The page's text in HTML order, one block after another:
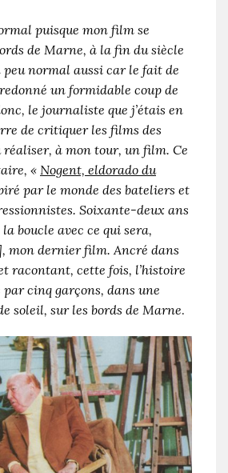
puisque mon film se
de Marne, à la fin du siècle
peu normal aussi car le fait de
un formidable coup de
le journaliste que j’étais en
de critiquer les films des
réaliser, à mon tour, un film. Ce
« Nogent, eldorado du
par le monde des bateliers et
Soixante-deux ans
boucle avec ce qui sera,
mon dernier film. Ancré dans
racontant, cette fois, l’histoire
par cinq garçons, dans une
soleil, sur les bords de Marne.